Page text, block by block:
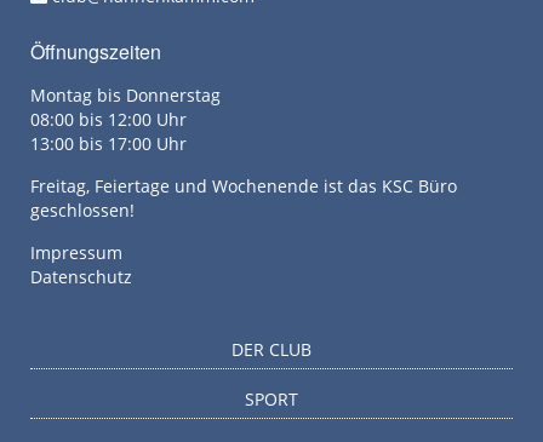
Öffnungszeiten
Montag bis Donnerstag
08:00 bis 12:00 Uhr
13:00 bis 17:00 Uhr
Freitag, Feiertage und Wochenende ist das KSC Büro
geschlossen!
Impressum
Datenschutz
DER CLUB
SPORT